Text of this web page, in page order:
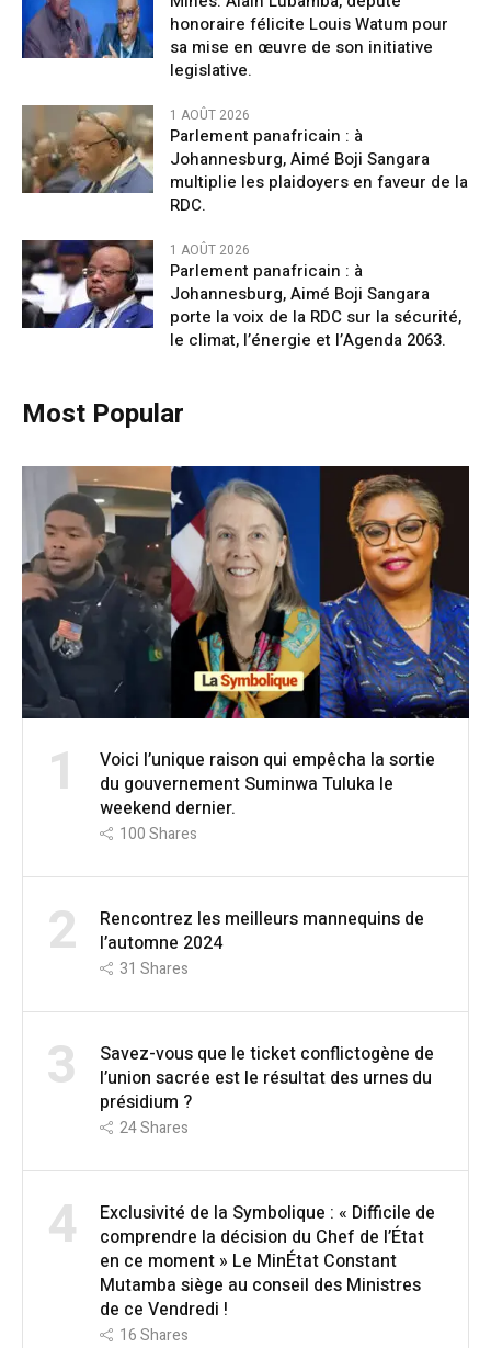
honoraire félicite Louis Watum pour
sa mise en œuvre de son initiative
legislative.
1 AOÛT 2026
Parlement panafricain : à
Johannesburg, Aimé Boji Sangara
multiplie les plaidoyers en faveur de la
RDC.
1 AOÛT 2026
Parlement panafricain : à
Johannesburg, Aimé Boji Sangara
porte la voix de la RDC sur la sécurité,
le climat, l’énergie et l’Agenda 2063.
Most Popular
1
Voici l’unique raison qui empêcha la sortie
du gouvernement Suminwa Tuluka le
weekend dernier.
100Shares
2
Rencontrez les meilleurs mannequins de
l’automne 2024
31 Shares
3
Savez-vous que le ticket conflictogène de
l’union sacrée est le résultat des urnes du
présidium ?
24Shares
4
Exclusivité de la Symbolique : « Difficile de
comprendre la décision du Chef de l’État
en ce moment » Le MinÉtat Constant
Mutamba siège au conseil des Ministres
de ce Vendredi !
16Shares